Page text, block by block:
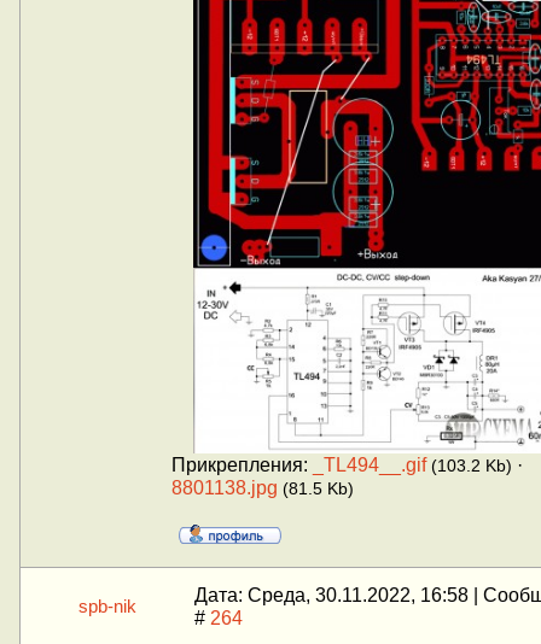
Прикрепления: _TL494__.gif (103.2 Kb) ·
8801138.jpg (81.5 Kb)
spb-nik
Дата: Среда, 30.11.2022, 16:58 |
# 264